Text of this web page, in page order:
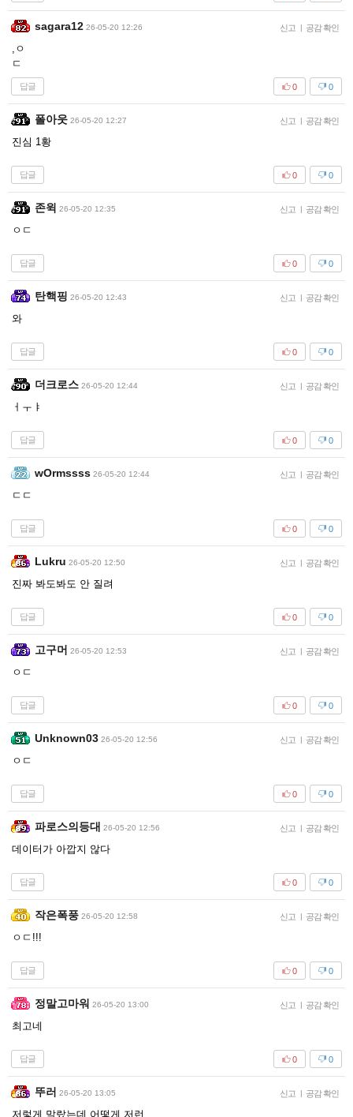
sagara12 26-05-20 12:26 신고 | 공감 확인
,ㅇ
ㄷ
답글 0
0
폴아웃 26-05-20 12:27 신고 | 공감 확인
진심 1황
답글 0
0
존윅 26-05-20 12:35 신고 | 공감 확인
ㅇㄷ
답글 0
0
탄핵핑 26-05-20 12:43 신고 | 공감 확인
와
답글 0
0
더크로스 26-05-20 12:44 신고 | 공감 확인
ㅓㅜㅑ
답글 0
0
wOrmssss 26-05-20 12:44 신고 | 공감 확인
ㄷㄷ
답글 0
0
Lukru 26-05-20 12:50 신고 | 공감 확인
진짜 봐도봐도 안 질려
답글 0
0
고구머 26-05-20 12:53 신고 | 공감 확인
ㅇㄷ
답글 0
0
Unknown03 26-05-20 12:56 신고 | 공감 확인
ㅇㄷ
답글 0
0
파로스의등대 26-05-20 12:56 신고 | 공감 확인
데이터가 아깝지 않다
답글 0
0
작은폭풍 26-05-20 12:58 신고 | 공감 확인
ㅇㄷ!!!
답글 0
0
정말고마워 26-05-20 13:00 신고 | 공감 확인
최고네
답글 0
0
뚜러 26-05-20 13:05 신고 | 공감 확인
저렇게 말랐는데 어떻게 저런...